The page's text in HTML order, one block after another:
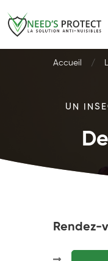
Accueil
UN
Rendez-